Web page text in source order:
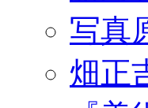
写真
畑正